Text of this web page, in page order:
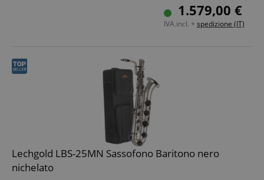
1.579,00 €
IVA.incl. + spedizione (IT)
Lechgold LBS-25MN Sassofono Baritono nero
nichelato